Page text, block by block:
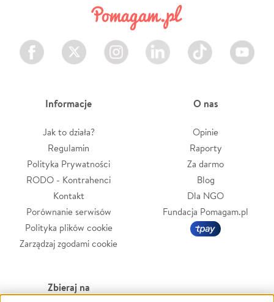
Facebook Twitter Instagram LinkedIn TikTok Youtube
Informacje
Jak to działa?
Regulamin
Polityka Prywatności
RODO - Kontrahenci
Kontakt
Porównanie serwisów
Polityka plików cookie
Zarządzaj zgodami cookie
O nas
Opinie
Raporty
Za darmo
Blog
Dla NGO
Fundacja Pomagam.pl
Zbieraj na